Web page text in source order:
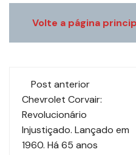
Volte a página
Navegação
de
post
Post anterior
Chevrolet Corvair:
Revolucionário
Injustiçado. Lançado em
1960. Há 65 anos